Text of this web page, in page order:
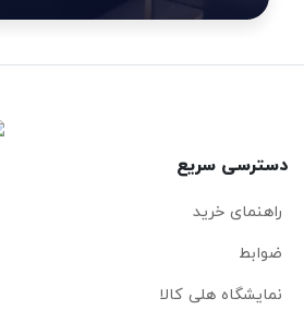
سریع
خرید
هلی کالا